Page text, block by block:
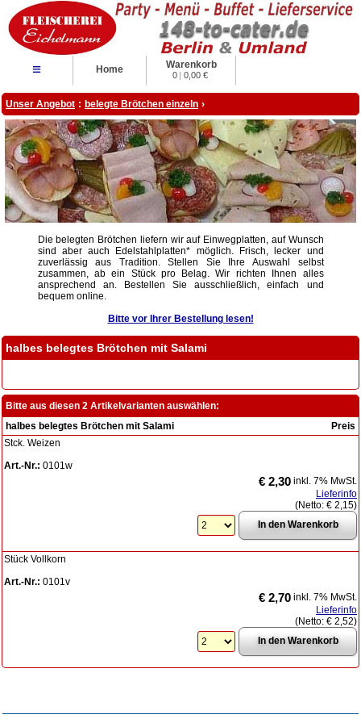
≡ Home Warenkorb
0 | 0,00 €
Unser Angebot : belegte Brötchen einzeln ›
Die belegten Brötchen liefern wir auf Einwegplatten, auf Wunsch
sind aber auch Edelstahlplatten* möglich. Frisch, lecker und
zuverlässig aus Tradition. Stellen Sie Ihre Auswahl selbst
zusammen, ab ein Stück pro Belag. Wir richten Ihnen alles
ansprechend an. Bestellen Sie ausschließlich, einfach und
bequem online.
Bitte vor Ihrer Bestellung lesen!
halbes belegtes Brötchen mit Salami
Bitte aus diesen 2 Artikelvarianten auswählen:
halbes belegtes Brötchen mit Salami
Preis
Stck. Weizen
Art.-Nr.: 0101w
€ 2,30 inkl. 7% MwSt.
Lieferinfo
(Netto: € 2,15)
Stück Vollkorn
Art.-Nr.: 0101v
€ 2,70 inkl. 7% MwSt.
Lieferinfo
(Netto: € 2,52)